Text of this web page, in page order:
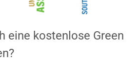
eine kostenlose Green